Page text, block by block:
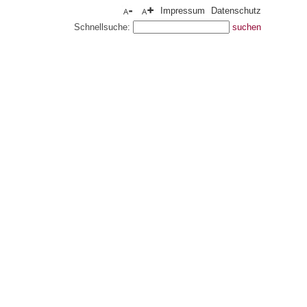
Impressum
Datenschutz
Schnellsuche: